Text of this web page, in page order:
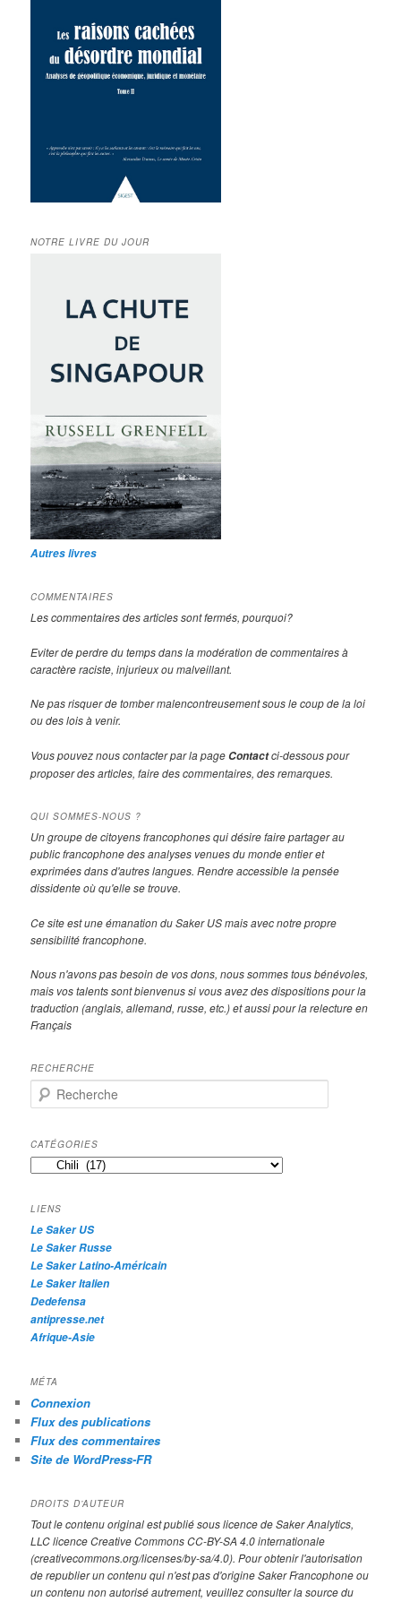
NOTRE LIVRE DU JOUR
Autres livres
COMMENTAIRES
Les commentaires des articles sont fermés, pourquoi?
Eviter de perdre du temps dans la modération de commentaires à
caractère raciste, injurieux ou malveillant.
Ne pas risquer de tomber malencontreusement sous le coup de la loi
ou des lois à venir.
Vous pouvez nous contacter par la page Contactci-dessous pour
proposer des articles, faire des commentaires, des remarques.
QUI SOMMES-NOUS ?
Un groupe de citoyens francophones qui désire faire partager au
public francophone des analyses venues du monde entier et
exprimées dans d'autres langues. Rendre accessible la pensée
dissidente où qu'elle se trouve.
Ce site est une émanation du Saker US mais avec notre propre
sensibilité francophone.
Nous n'avons pas besoin de vos dons, nous sommes tous bénévoles,
mais vos talents sont bienvenus si vous avez des dispositions pour la
traduction (anglais, allemand, russe, etc.) et aussi pour la relecture en
Français
RECHERCHE
e
h
e
r
h
e
CATÉGORIES
Catégories
LIENS
Le Saker US
Le Saker Russe
Le Saker Latino-Américain
Le Saker Italien
Dedefensa
antipresse.net
Afrique-Asie
MÉTA
Connexion
Flux des publications
Flux des commentaires
Site de WordPress-FR
DROITS D’AUTEUR
Tout le contenu original est publié sous licence de Saker Analytics,
LLC licence Creative Commons CC-BY-SA 4.0 internationale
(creativecommons.org/licenses/by-sa/4.0). Pour obtenir l'autorisation
de republier un contenu qui n'est pas d'origine Saker Francophone ou
un contenu non autorisé autrement, veuillez consulter la source du